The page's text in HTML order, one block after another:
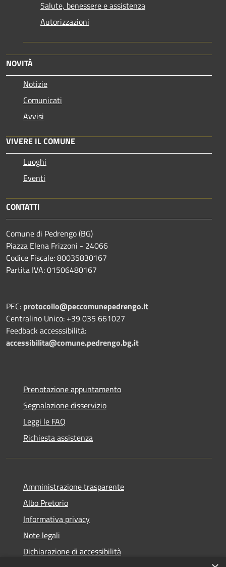
Salute, benessere e assistenza
Autorizzazioni
NOVITÀ
Notizie
Comunicati
Avvisi
VIVERE IL COMUNE
Luoghi
Eventi
CONTATTI
Comune di Pedrengo (BG)
Piazza Elena Frizzoni - 24066
Codice Fiscale: 80035830167
Partita IVA: 01506480167
PEC: protocollo@peccomunepedrengo.it
Centralino Unico: +39 035 661027
Feedback accesssibilità:
accessibilita@comune.pedrengo.bg.it
Prenotazione appuntamento
Segnalazione disservizio
Leggi le FAQ
Richiesta assistenza
Amministrazione trasparente
Albo Pretorio
Informativa privacy
Note legali
Dichiarazione di accessibilità